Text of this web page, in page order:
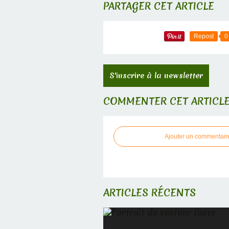
PARTAGER CET ARTICLE
Repost 0
S'inscrire à la newsletter
COMMENTER CET
Ajouter un
ARTICLES RÉCENTS